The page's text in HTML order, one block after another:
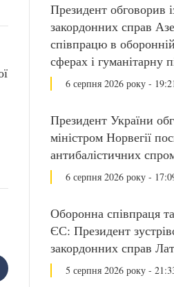
Президент обговорив
закордонних справ
співпрацю в
сферах і гуманітарну
6 серпня 2026 року -
Президент України
міністром Норвегії
антибалістичних
6 серпня 2026 року -
Оборонна співпраця
ЄС: Президент
закордонних справ
5 серпня 2026 року -